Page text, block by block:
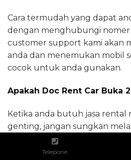
Cara termudah yang dapat
dengan menghubungi nomer
customer support kami akan
anda dan menemukan mobil
cocok untuk anda gunakan.
Apakah Doc Rent Car Buka
Ketika anda butuh jasa
genting, jangan sungkan
dengan admin
sepanjang hari untuk
Telepone